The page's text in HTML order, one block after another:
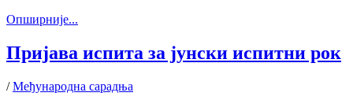
Oпширније...
Пријава испита за јунски испитни рок
/Међународна сарадња